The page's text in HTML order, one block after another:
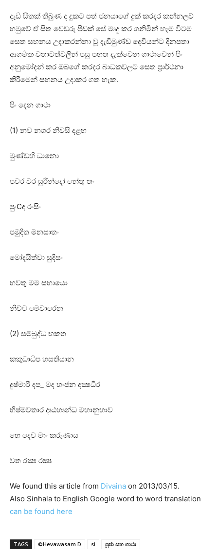
දැඩි සිතක්‌ තිබුණ ද දුකට පත් ජනයාගේ දුක්‌ කරදර කන්නලව්
හමුවේ ඒ සිත වෙඬරු පිඩක්‌ සේ මෘදු කර ගනිමින් හැම විටම
සෙත සහනය උදාකරන්නා වූ දැඩිමුණ්‌ඩ දෙවියන්ට දිනපතා
ආගමික වතාවත්වලින් පසු පහත දැක්‌වෙන ගාථාවෙන් පිං
අනුමෝදන් කර ඔබගේ කරදර බාධකවලට සෙත ප්‍රාර්ථනා
කිරීමෙන් සහනය උදාකර ගත හැක.
පිං දෙන ගාථා
(1) නව නගර නිවසි දළහ
මුණ්‌ඩහි ධානො
පවර වර සුරින්දෝ නේතු තං
පුංCඳ රංසිං
පමුදිත මනසාතං
මෝදයිත්වා සුදිසං
භවතු මම සභායො
නිච්ච මෙවාරෙන
(2) සම්බුද්ධ භකත
කකුධාධිප හසතියාන
දුෂ්මාරි දප_ මද භංජන දක්‍ෂධීර
භීෂ්මවතාර දෘඨහෘන්ධ මහානුභාව
හෙ දෙව මාං කරුණාය
වත රක්‍ෂ රක්‍ෂ
We found this article from Divaina on 2013/03/15.
Also Sinhala to English Google word to word translation
can be found here
TAGS ©Hevawasam D si පූජා සහ ගාථා